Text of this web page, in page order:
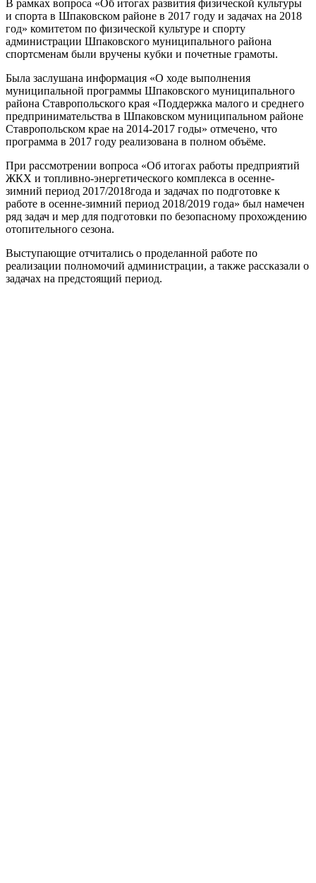
В рамках вопроса «Об итогах развития физической культуры
и спорта в Шпаковском районе в 2017 году и задачах на 2018
год» комитетом по физической культуре и спорту
администрации Шпаковского муниципального района
спортсменам были вручены кубки и почетные грамоты.
Была заслушана информация «О ходе выполнения
муниципальной программы Шпаковского муниципального
района Ставропольского края «Поддержка малого и среднего
предпринимательства в Шпаковском муниципальном районе
Ставропольском крае на 2014-2017 годы» отмечено, что
программа в 2017 году реализована в полном объёме.
При рассмотрении вопроса «Об итогах работы предприятий
ЖКХ и топливно-энергетического комплекса в осенне-
зимний период 2017/2018года и задачах по подготовке к
работе в осенне-зимний период 2018/2019 года» был намечен
ряд задач и мер для подготовки по безопасному прохождению
отопительного сезона.
Выступающие отчитались о проделанной работе по
реализации полномочий администрации, а также рассказали о
задачах на предстоящий период.